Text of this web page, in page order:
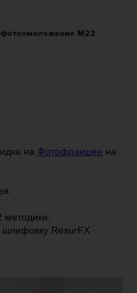
на Фотофракшен на
методики:
ResurFX